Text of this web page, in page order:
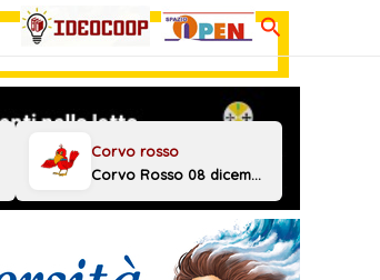
Cerca
Corvo Rosso 08 dicembre 2025